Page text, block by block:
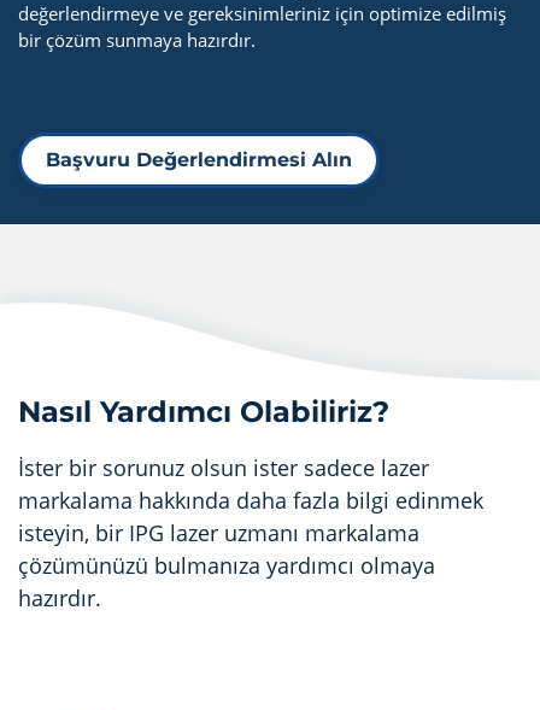
değerlendirmeye ve gereksinimleriniz için optimize edilmiş
bir çözüm sunmaya hazırdır.
Başvuru Değerlendirmesi Alın
Nasıl Yardımcı Olabiliriz?
İster bir sorunuz olsun ister sadece lazer
markalama hakkında daha fazla bilgi edinmek
isteyin, bir IPG lazer uzmanı markalama
çözümünüzü bulmanıza yardımcı olmaya
hazırdır.